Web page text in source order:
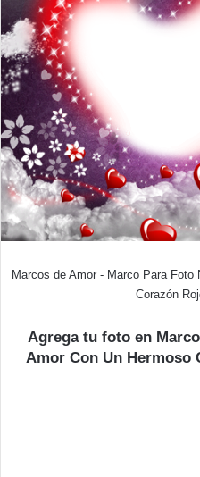
Marcos de Amor - Marco Para Foto
Corazón
Agrega tu foto en
Amor Con Un Hermoso